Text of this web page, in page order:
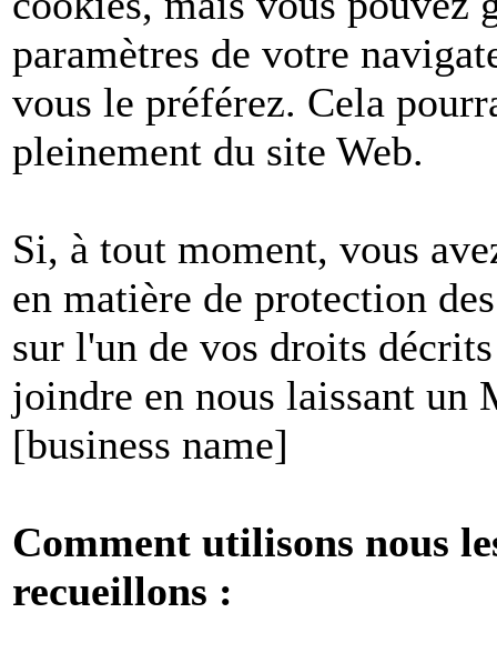
paramètres de votre
vous le préférez. Cela
pleinement du site Web.
Si, à tout moment, vous
en matière de protection
sur l'un de vos droits
joindre en nous laissant un
[business name]
Comment utilisons nous
recueillons :